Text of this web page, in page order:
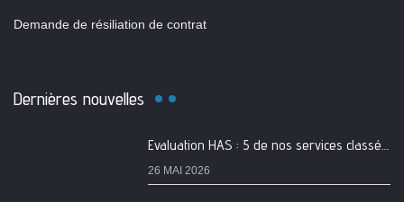
Demande de résiliation de contrat
Dernières nouvelles
Evaluation HAS : 5 de nos services classés A
26 MAI 2026